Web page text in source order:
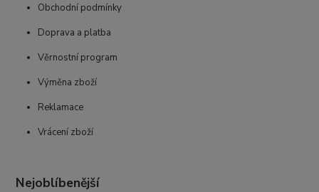
Obchodní podmínky
Doprava a platba
Věrnostní program
Výměna zboží
Reklamace
Vrácení zboží
Nejoblíbenější